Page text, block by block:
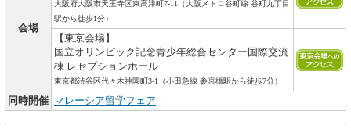
会場
大阪府大阪市天王寺区東高津町7-11（大阪メトロ谷町線 谷町九丁目
駅から徒歩1分）
【東京会場】
国立オリンピック記念青少年総合センター国際交流
棟 レセプションホール
東京都渋谷区代々木神園町3-1（小田急線 参宮橋駅から徒歩7分）
同時開催 マレーシア留学フェア